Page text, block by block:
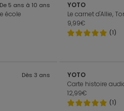
De 5 ans à 10 ans
école
YOTO
Le carnet d'Allie,
9,99€
(1)
Dès 3 ans YOTO
12,99€
(1)